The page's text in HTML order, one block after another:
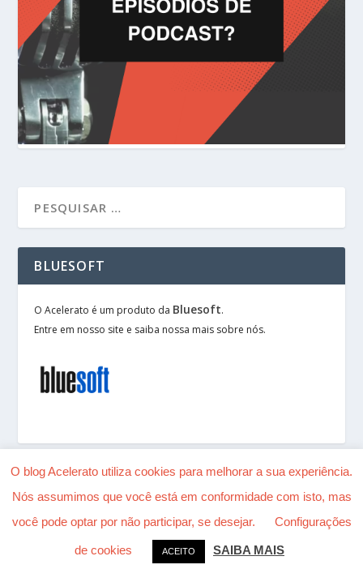
BLUESOFT
O Acelerato é um produto da Bluesoft.
Entre em nosso site e saiba nossa mais sobre nós.
Desenhado porElegant Themes| Alimentado por
O blog Acelerato utiliza cookies para melhorar a sua experiência.
Nós assumimos que você está em conformidade com isto, mas
você pode optar por não participar, se desejar.
Configurações
de cookies ACEITO SAIBA MAIS